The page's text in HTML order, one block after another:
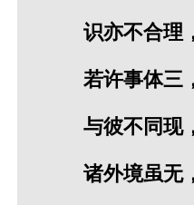
识亦不合理
若许事体三
与彼不同现
诸外境虽无